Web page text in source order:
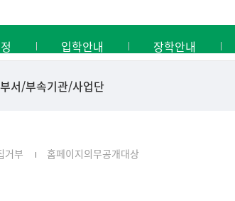
입학안내 장학안내
부서/부속기관/사업단
교무처교직팀
거부 홈페이지의무공개대상